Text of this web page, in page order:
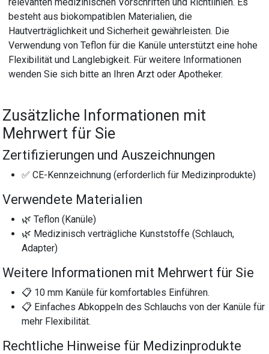
besteht aus biokompatiblen Materialien, die
Hautverträglichkeit und Sicherheit gewährleisten. Die
Verwendung von Teflon für die Kanüle unterstützt eine hohe
Flexibilität und Langlebigkeit. Für weitere Informationen
wenden Sie sich bitte an Ihren Arzt oder Apotheker.
Zusätzliche Informationen mit
Mehrwert für Sie
Zertifizierungen und Auszeichnungen
✅ CE-Kennzeichnung (erforderlich für Medizinprodukte)
Verwendete Materialien
🌿 Teflon (Kanüle)
🌿 Medizinisch verträgliche Kunststoffe (Schlauch,
Adapter)
Weitere Informationen mit Mehrwert für Sie
📋 10 mm Kanüle für komfortables Einführen.
📋 Einfaches Abkoppeln des Schlauchs von der Kanüle für
mehr Flexibilität.
Rechtliche Hinweise für Medizinprodukte